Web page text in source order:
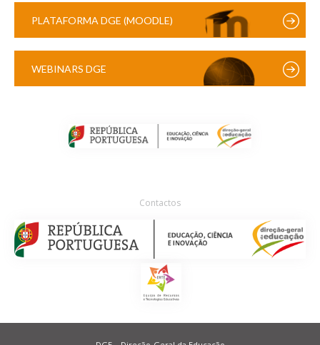
PLATAFORMA DGE (MOODLE)
WEBINARS DGE
Contactos